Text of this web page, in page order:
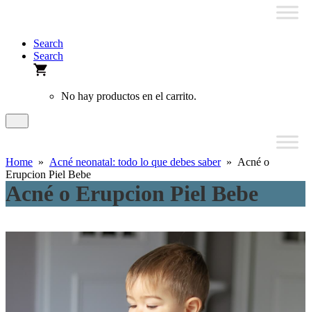
Search
Search
No hay productos en el carrito.
Home » Acné neonatal: todo lo que debes saber» Acné o
Erupcion Piel Bebe
Acné o Erupcion Piel Bebe